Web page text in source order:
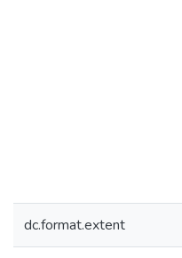
dc.format.extent